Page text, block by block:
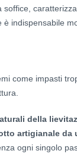
soffice,
è indispensabile
come impasti
della
artigianale da
ogni singolo